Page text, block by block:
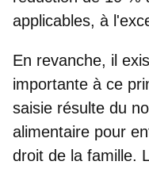
applicables, à
En revanche, il
importante à ce
saisie résulte du
alimentaire pour
droit de la famille.